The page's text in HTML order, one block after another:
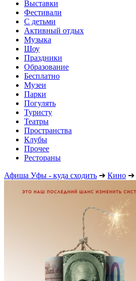
Выставки
Фестивали
С детьми
Активный отдых
Музыка
Шоу
Праздники
Образование
Бесплатно
Музеи
Парки
Погулять
Туристу
Театры
Пространства
Клубы
Прочее
Рестораны
Афиша Уфы - куда сходить ➔ Кино ➔